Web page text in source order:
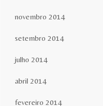
novembro 2014
setembro 2014
julho 2014
abril 2014
fevereiro 2014